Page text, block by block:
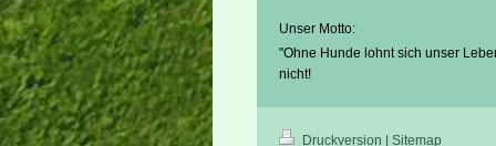
Unser Motto:
"Ohne Hunde lohnt sich unser
nicht!
Druckversion Sitemap